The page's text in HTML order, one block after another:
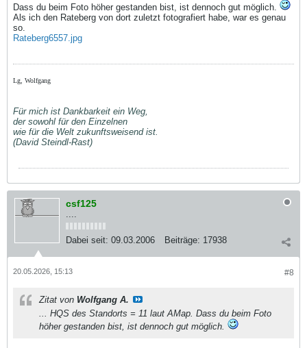
Dass du beim Foto höher gestanden bist, ist dennoch gut möglich.
Als ich den Rateberg von dort zuletzt fotografiert habe, war es genau
so.
Rateberg6557.jpg
Lg, Wolfgang
Für mich ist Dankbarkeit ein Weg,
der sowohl für den Einzelnen
wie für die Welt zukunftsweisend ist.
(David Steindl-Rast)
csf125
....
Dabei seit: 09.03.2006 Beiträge: 17938
#8
20.05.2026, 15:13
Zitat von Wolfgang A.
... HQS des Standorts = 11 laut AMap. Dass du beim Foto
höher gestanden bist, ist dennoch gut möglich.